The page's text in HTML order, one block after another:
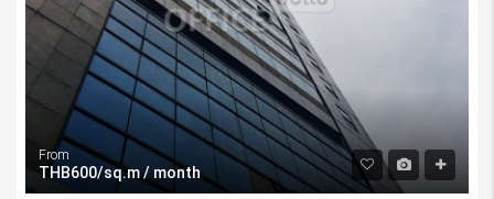
From
THB600/sq.m / month